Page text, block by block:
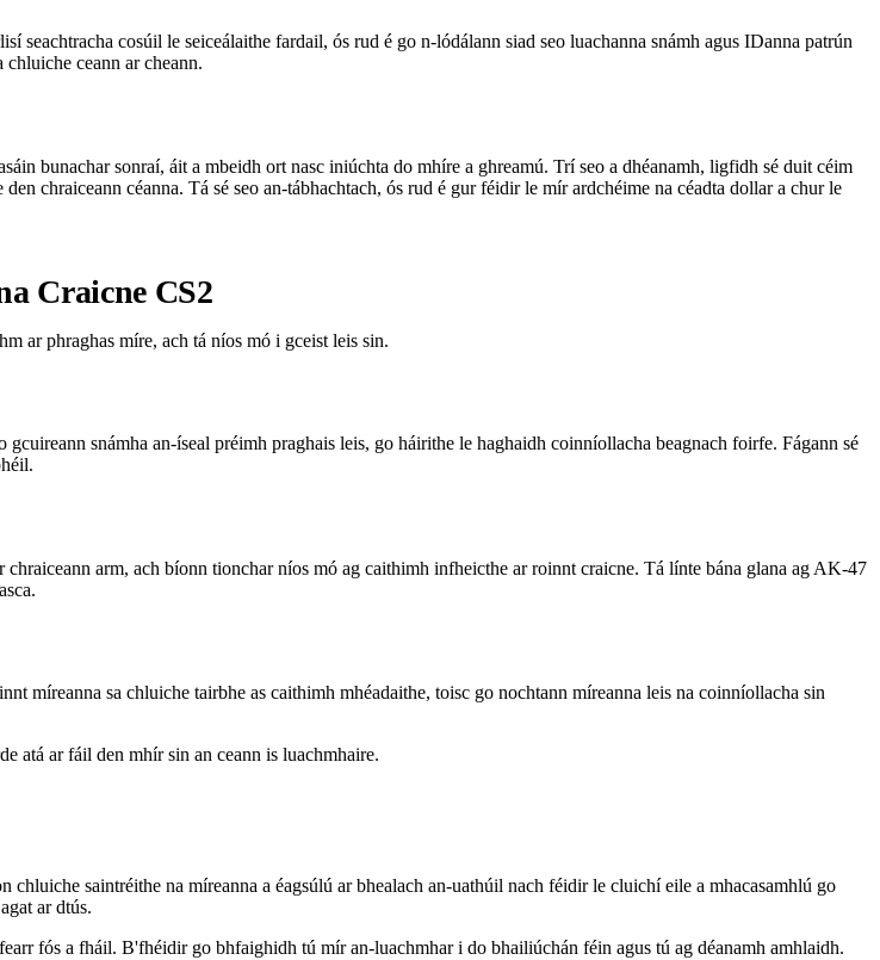
seachtracha cosúil le seiceálaithe fardail, ós rud é go n-lódálann siad seo luachanna snámh agus IDanna patrún
chluiche ceann ar cheann.
bunachar sonraí, áit a mbeidh ort nasc iniúchta do mhíre a ghreamú. Trí seo a dhéanamh, ligfidh sé duit céim
chraiceann céanna. Tá sé seo an-tábhachtach, ós rud é gur féidir le mír ardchéime na céadta dollar a chur le
Craicne CS2
ar phraghas míre, ach tá níos mó i gceist leis sin.
snámha an-íseal préimh praghais leis, go háirithe le haghaidh coinníollacha beagnach foirfe. Fágann sé
arm, ach bíonn tionchar níos mó ag caithimh infheicthe ar roinnt craicne. Tá línte bána glana ag AK-47
míreanna sa chluiche tairbhe as caithimh mhéadaithe, toisc go nochtann míreanna leis na coinníollacha sin
atá ar fáil den mhír sin an ceann is luachmhaire.
saintréithe na míreanna a éagsúlú ar bhealach an-uathúil nach féidir le cluichí eile a mhacasamhlú go
ar dtús.
fós a fháil. B'fhéidir go bhfaighidh tú mír an-luachmhar i do bhailiúchán féin agus tú ag déanamh amhlaidh.